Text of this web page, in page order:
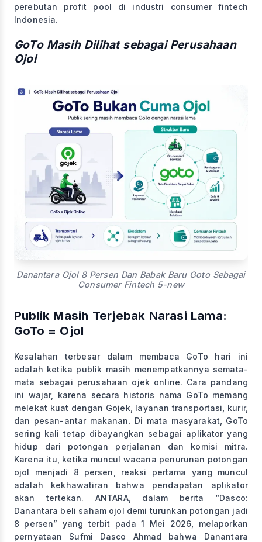
perebutan profit pool di industri consumer fintech
Indonesia.
GoTo Masih Dilihat sebagai Perusahaan
Ojol
Danantara Ojol 8 Persen Dan Babak Baru Goto Sebagai
Consumer Fintech 5-new
Publik Masih Terjebak Narasi Lama:
GoTo = Ojol
Kesalahan terbesar dalam membaca GoTo hari ini
adalah ketika publik masih menempatkannya semata-
mata sebagai perusahaan ojek online. Cara pandang
ini wajar, karena secara historis nama GoTo memang
melekat kuat dengan Gojek, layanan transportasi, kurir,
dan pesan-antar makanan. Di mata masyarakat, GoTo
sering kali tetap dibayangkan sebagai aplikator yang
hidup dari potongan perjalanan dan komisi mitra.
Karena itu, ketika muncul wacana penurunan potongan
ojol menjadi 8 persen, reaksi pertama yang muncul
adalah kekhawatiran bahwa pendapatan aplikator
akan tertekan. ANTARA, dalam berita “Dasco:
Danantara beli saham ojol demi turunkan potongan jadi
8 persen” yang terbit pada 1 Mei 2026, melaporkan
pernyataan Sufmi Dasco Ahmad bahwa Danantara